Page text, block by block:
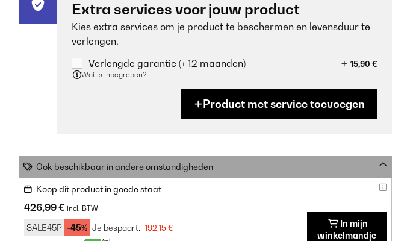
Extra services voor jouw product
Kies extra services om je product te beschermen en levensduur te
verlengen.
Verlengde garantie (+ 12 maanden)
15,90 €
Wat is inbegrepen?
Product met service toevoegen
Ook beschikbaar in andere omstandigheden
Koop dit product in goede staat
426,99 € incl. BTW
SALE45P -45% Je bespaart: 192,15 €
In mijn
winkelmandje